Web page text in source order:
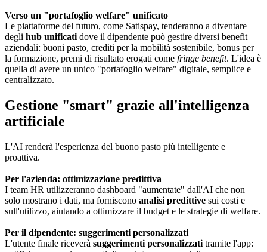
Verso un "portafoglio welfare" unificato
Le piattaforme del futuro, come Satispay, tenderanno a diventare
degli hub unificati dove il dipendente può gestire diversi benefit
aziendali: buoni pasto, crediti per la mobilità sostenibile, bonus per
la formazione, premi di risultato erogati come fringe benefit. L'idea è
quella di avere un unico "portafoglio welfare" digitale, semplice e
centralizzato.
Gestione "smart" grazie all'intelligenza
artificiale
L'AI renderà l'esperienza del buono pasto più intelligente e
proattiva.
Per l'azienda: ottimizzazione predittiva
I team HR utilizzeranno dashboard "aumentate" dall'AI che non
solo mostrano i dati, ma forniscono analisi predittive sui costi e
sull'utilizzo, aiutando a ottimizzare il budget e le strategie di welfare.
Per il dipendente: suggerimenti personalizzati
L'utente finale riceverà suggerimenti personalizzati tramite l'app: